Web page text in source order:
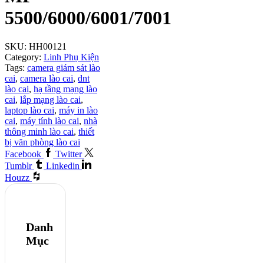
5500/6000/6001/7001
SKU: HH00121
Category: Linh Phụ Kiện
Tags: camera giám sát lào
cai, camera lào cai, dnt
lào cai, hạ tầng mạng lào
cai, lắp mạng lào cai,
laptop lào cai, máy in lào
cai, máy tính lào cai, nhà
thông minh lào cai, thiết
bị văn phòng lào cai
Facebook
Twitter
Tumblr
Linkedin
Houzz
Danh
Mục